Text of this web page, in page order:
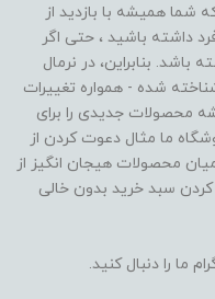
همیشه با بازدید از
داشته باشید ، حتی اگر
بنابراین، در نرمال
شده - همواره تغییرات
محصولات جدیدی را برای
ما مثال دعوت کردن از
محصولات هیجان انگیز از
کردن سبد خرید بدون خالی
ما را دنبال کنید.